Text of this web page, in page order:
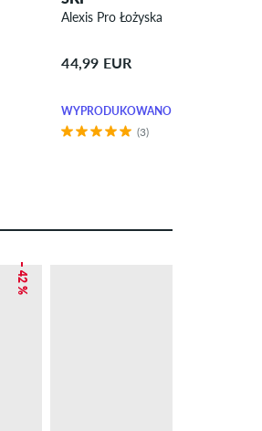
Alexis Pro Łożyska
44,99 EUR
WYPRODUKOWANO W EUROPIE
(3)
– 42 %